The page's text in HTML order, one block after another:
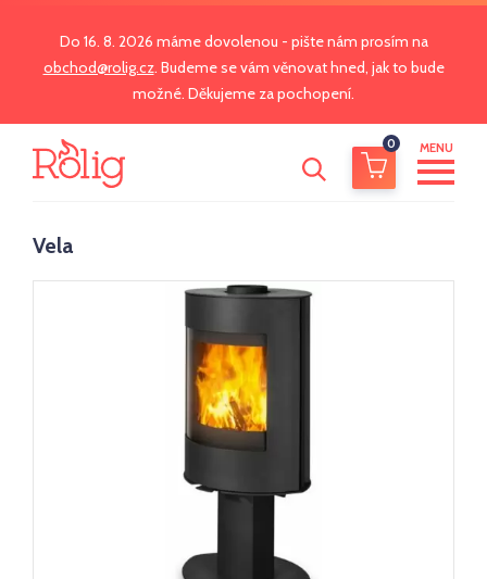
Do 16. 8. 2026 máme dovolenou - pište nám prosím na
obchod@rolig.cz. Budeme se vám věnovat hned, jak to bude
možné. Děkujeme za pochopení.
0 MENU
Vela